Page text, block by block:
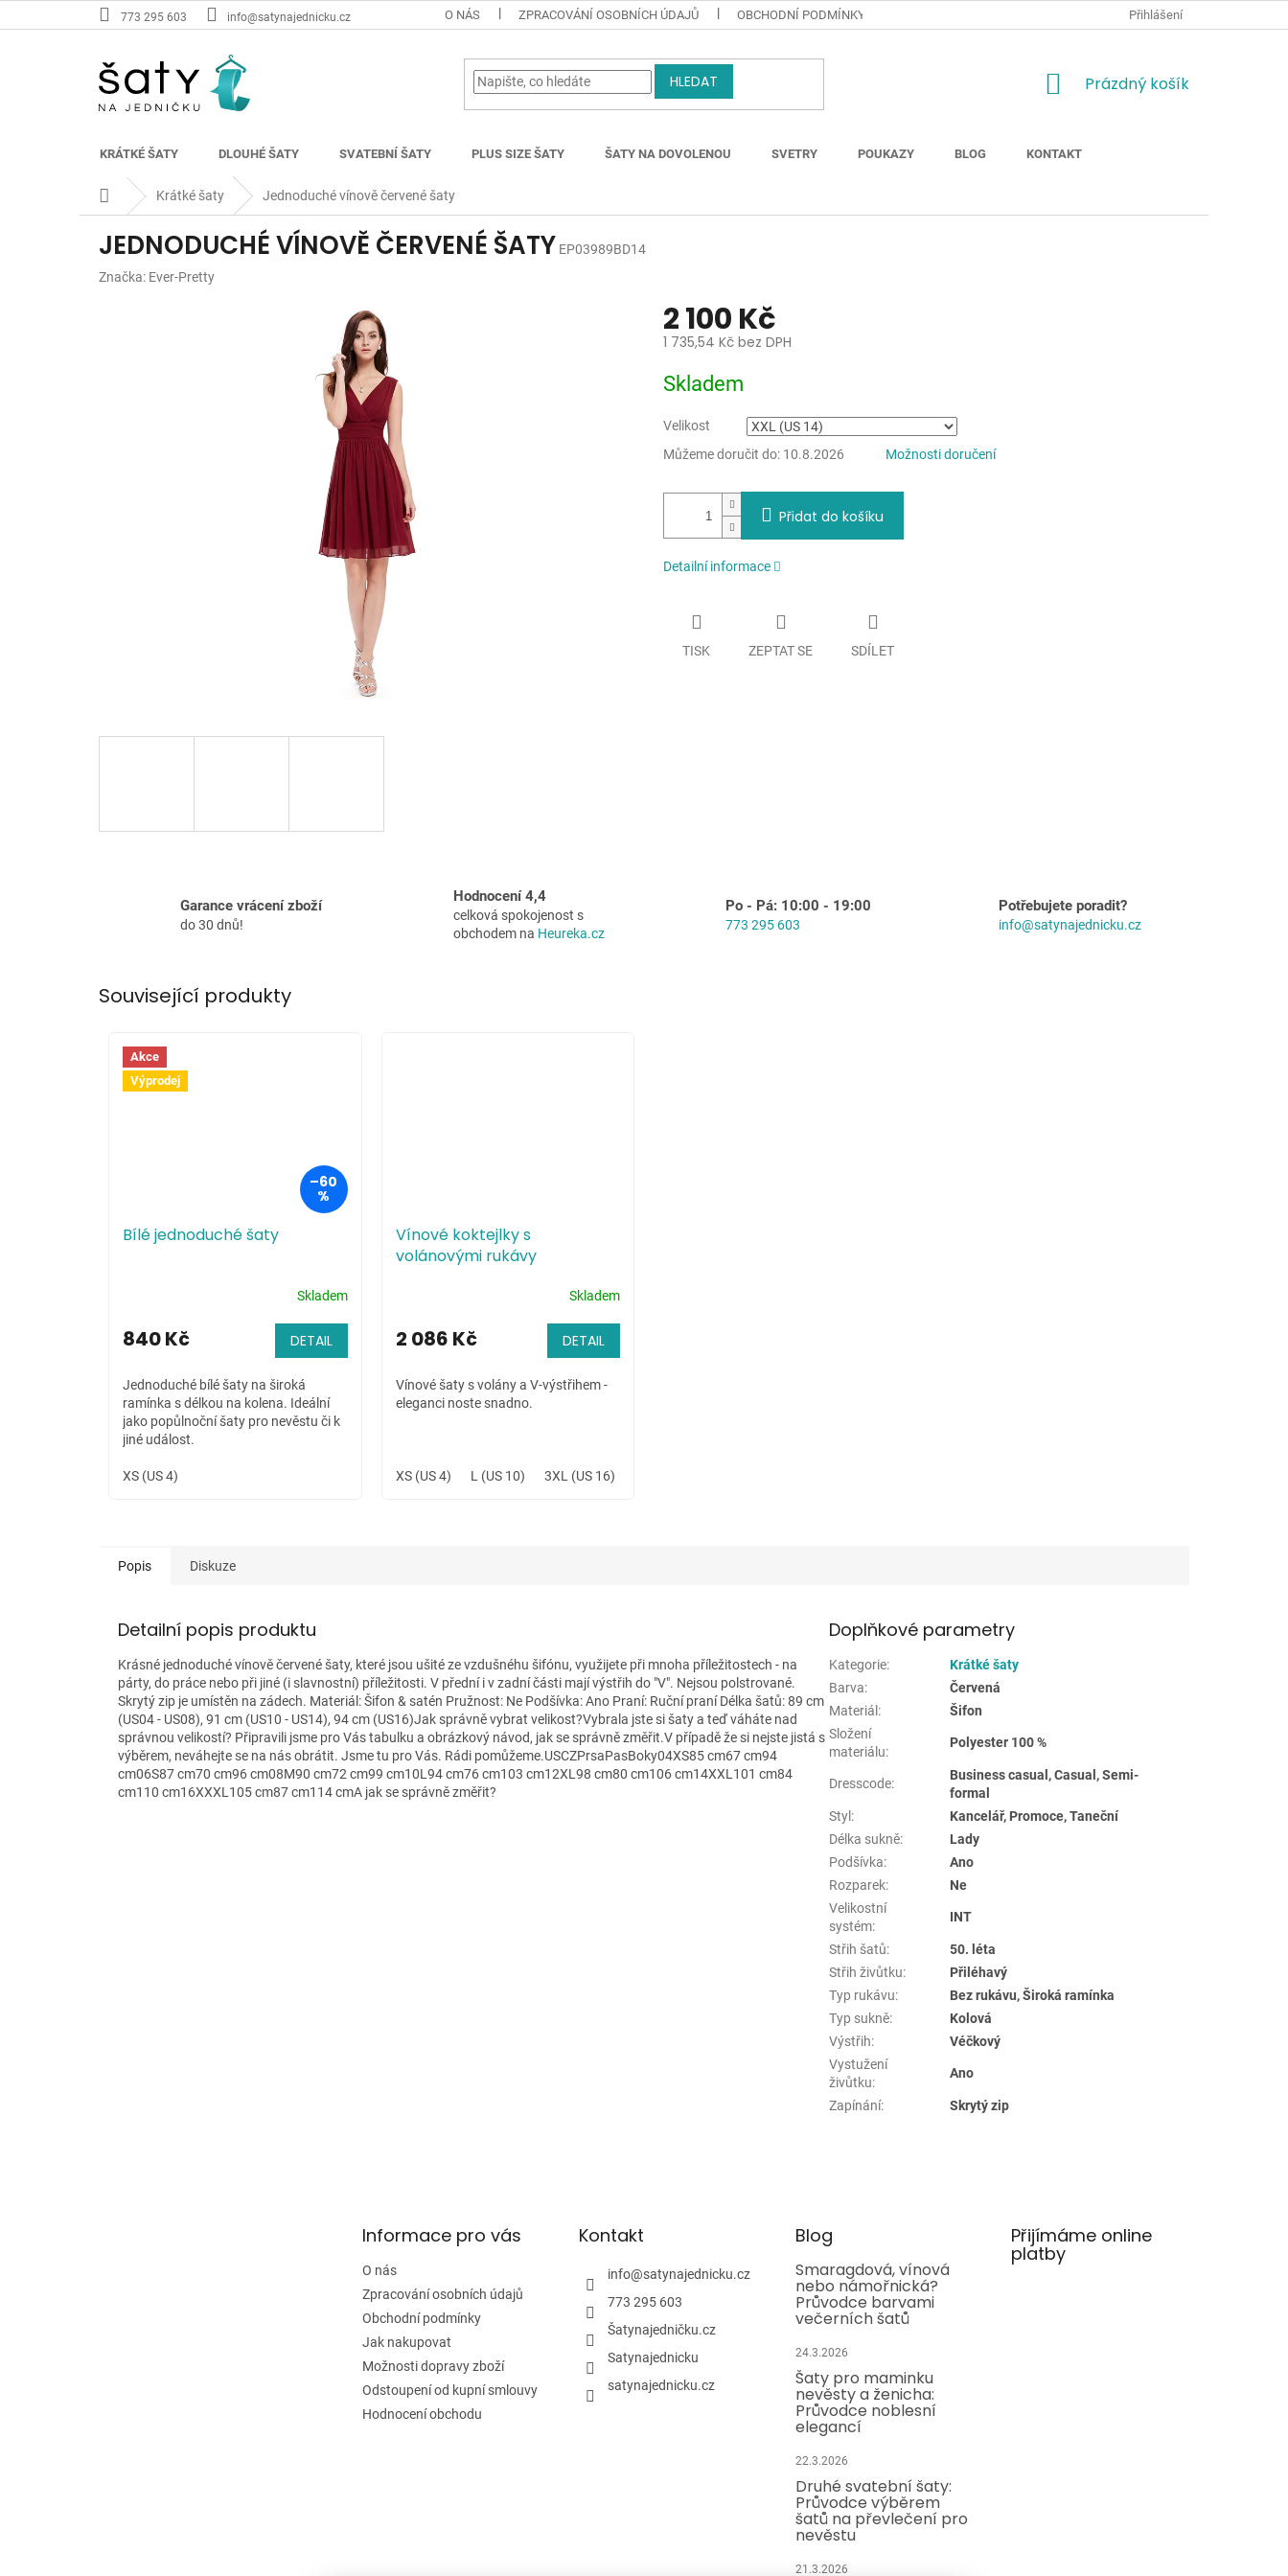
na
773 295 603 info@satynajednicku.cz O NÁS ZPRACOVÁNÍ OSOBNÍCH ÚDAJŮ OBCHODNÍ PODMÍNKY MOŽNOSTI DOPRAVY ZBOŽÍ
Přihlášení
HLEDAT
NÁKUPNÍ
Prázdný košík
KRÁTKÉ ŠATY DLOUHÉ ŠATY SVATEBNÍ ŠATY PLUS SIZE ŠATY ŠATY NA DOVOLENOU SVETRY POUKAZY BLOG KONTAKT
Domů Krátké šaty Jednoduché vínově červené šaty
JEDNODUCHÉ VÍNOVĚ ČERVENÉ ŠATY EP03989BD14
Značka: Ever-Pretty
2 100 Kč
1 735,54 Kč bez DPH
cena:
Skladem
Velikost
Můžeme doručit do: 10.8.2026 Možnosti doručení
Přidat do košíku
Detailní informace
TISK ZEPTAT SE SDÍLET
Garance vrácení zboží
do 30 dnů!
Hodnocení 4,4
celková spokojenost s
obchodem na Heureka.cz
Po - Pá: 10:00 - 19:00
773 295 603
Potřebujete poradit?
info@satynajednicku.cz
Související produkty
Akce
Výprodej
–60
%
Bílé jednoduché šaty
Skladem
840 Kč DETAIL
Jednoduché bílé šaty na široká
ramínka s délkou na kolena. Ideální
jako popůlnoční šaty pro nevěstu či k
jiné událost.
XS (US 4)
Vínové koktejlky s
volánovými rukávy
Skladem
2 086 Kč DETAIL
Vínové šaty s volány a V-výstřihem -
eleganci noste snadno.
XS (US 4) L (US 10) 3XL (US 16)
Popis Diskuze
Detailní popis produktu
Krásné jednoduché vínově červené šaty, které jsou ušité ze vzdušnéhu šifónu, využijete při mnoha příležitostech - na
párty, do práce nebo při jiné (i slavnostní) příležitosti. V přední i v zadní části mají výstřih do "V". Nejsou polstrované.
Skrytý zip je umístěn na zádech. Materiál: Šifon & satén Pružnost: Ne Podšívka: Ano Praní: Ruční praní Délka šatů: 89 cm
(US04 - US08), 91 cm (US10 - US14), 94 cm (US16)Jak správně vybrat velikost?Vybrala jste si šaty a teď váháte nad
správnou velikostí? Připravili jsme pro Vás tabulku a obrázkový návod, jak se správně změřit.V případě že si nejste jistá s
výběrem, neváhejte se na nás obrátit. Jsme tu pro Vás. Rádi pomůžeme.USCZPrsaPasBoky04XS85 cm67 cm94
cm06S87 cm70 cm96 cm08M90 cm72 cm99 cm10L94 cm76 cm103 cm12XL98 cm80 cm106 cm14XXL101 cm84
cm110 cm16XXXL105 cm87 cm114 cmA jak se správně změřit?
Doplňkové parametry
Kategorie:
Krátké šaty
Barva:
Červená
Materiál :
Šifon
Složení
materiálu:
Polyester 100 %
Dresscode:
Business casual, Casual, Semi-
formal
Styl :
Kancelář, Promoce, Taneční
Délka sukně:
Lady
Podšívka:
Ano
Rozparek:
Ne
Velikostní
systém:
INT
Střih šatů:
50. léta
Střih živůtku:
Přiléhavý
Typ rukávu:
Bez rukávu, Široká ramínka
Typ sukně:
Kolová
Výstřih:
Véčkový
Vystužení
živůtku:
Ano
Zapínání: Skrytý zip
Informace pro vás
O nás
Zpracování osobních údajů
Obchodní podmínky
Jak nakupovat
Možnosti dopravy zboží
Odstoupení od kupní smlouvy
Hodnocení obchodu
Kontakt
info@satynajednicku.cz
773 295 603
Šatynajedničku.cz
Satynajednicku
satynajednicku.cz
Blog
Smaragdová, vínová
nebo námořnická?
Průvodce barvami
večerních šatů
24.3.2026
Šaty pro maminku
nevěsty a ženicha:
Průvodce noblesní
elegancí
22.3.2026
Druhé svatební šaty:
Průvodce výběrem
šatů na převlečení pro
nevěstu
21.3.2026
Přijímáme online
platby